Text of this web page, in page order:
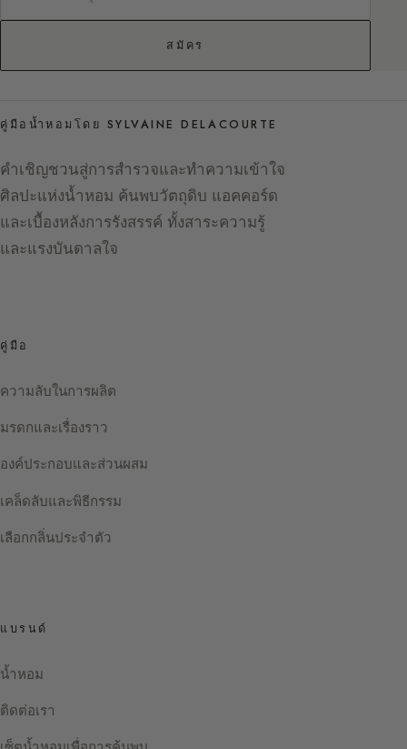
สมัคร
คู่มือน้ำหอมโดย SYLVAINE DELACOURTE
คำเชิญชวนสู่การสำรวจและทำความเข้าใจ
ศิลปะแห่งน้ำหอม ค้นพบวัตถุดิบ แอคคอร์ด
และเบื้องหลังการรังสรรค์ ทั้งสาระความรู้
และแรงบันดาลใจ
คู่มือ
ความลับในการผลิต
มรดกและเรื่องราว
องค์ประกอบและส่วนผสม
เคล็ดลับและพิธีกรรม
เลือกกลิ่นประจำตัว
แบรนด์
น้ำหอม
ติดต่อเรา